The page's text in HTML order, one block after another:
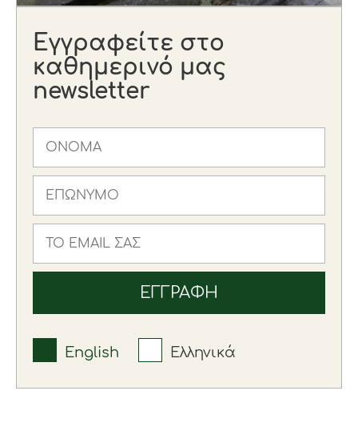
Εγγραφείτε στο
καθημερινό μας
newsletter
English Ελληνικά